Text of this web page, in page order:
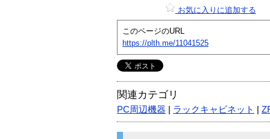
お気に入りに追加する
このページのURL
https://plth.me/11041525
関連カテゴリ
PC周辺機器 ラックキャビネット